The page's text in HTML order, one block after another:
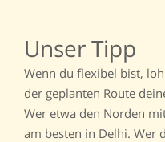
Unser Tipp
Wenn du flexibel bist,
der geplanten Route
Wer etwa den Norden
am besten in Delhi. Wer